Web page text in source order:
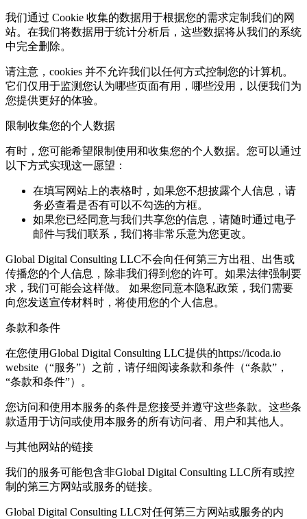
我们通过 Cookie 收集的数据用于根据您的需求定制我们的网
站。在我们将数据用于统计分析后，这些数据将从我们的系统
中完全删除。
请注意，cookies 并不允许我们以任何方式控制您的计算机。
它们仅用于监测您认为哪些页面有用，哪些没用，以便我们为
您提供更好的体验。
限制收集您的个人数据
有时，您可能希望限制使用和收集您的个人数据。您可以通过
以下方式实现这一愿望：
在填写网站上的表格时，如果您不想披露个人信息，请
务必查看是否有可以不勾选的方框。
如果您已经同意与我们共享您的信息，请随时通过电子
邮件与我们联系，我们将非常乐意为您更改。
Global Digital Consulting LLC不会向任何第三方出租、出售或
传播您的个人信息，除非我们得到您的许可。如果法律强制要
求，我们可能会这样做。 如果您同意本隐私政策，我们需要
向您发送宣传材料时，将使用您的个人信息。
条款和条件
在您使用Global Digital Consulting LLC提供的https://icoda.io
website（“服务”）之前，请仔细阅读条款和条件（“条款”，
“条款和条件”）。
您访问和使用本服务的条件是您接受并遵守这些条款。这些条
款适用于访问或使用本服务的所有访问者、用户和其他人。
与其他网站的链接
我们的服务可能包含非Global Digital Consulting LLC所有或控
制的第三方网站或服务的链接。
Global Digital Consulting LLC对任何第三方网站或服务的内